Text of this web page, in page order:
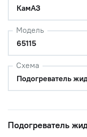
КамАЗ
Модель
65115
Схема
Подогреватель
Подогреватель